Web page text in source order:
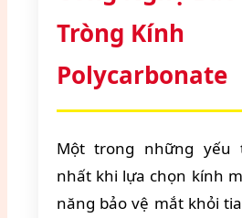
Tròng Kính
Polycarbonate
Một trong những yếu
nhất khi lựa chọn kính
năng bảo vệ mắt khỏi